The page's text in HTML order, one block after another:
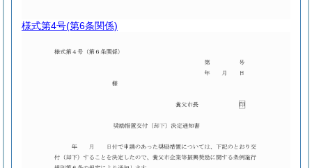
様式第4号(第6条関係)